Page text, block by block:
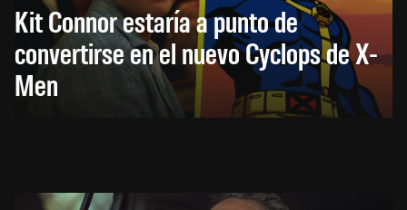
Kit Connor estaría a punto de
convertirse en el nuevo Cyclops de X-
Men